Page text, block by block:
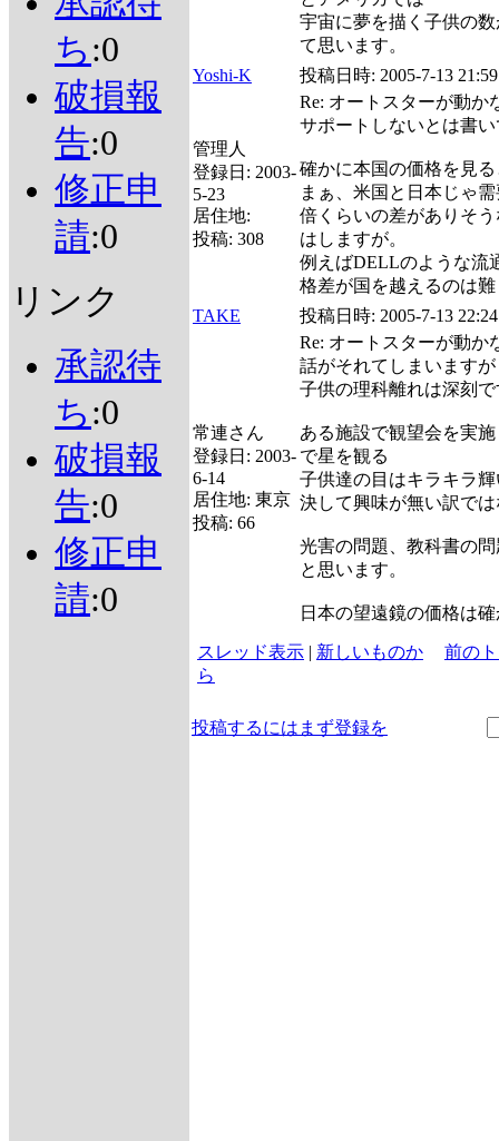
ち :0
破損報
告:0
修正申
請:0
リンク
承認待
ち :0
破損報
告:0
修正申
請:0
宇宙に夢を描く子供の
て思います。
Yoshi-K
投稿日時: 2005-7-13 21:59
管理人
登録日: 2003-
5-23
居住地:
投稿: 308
Re: オートスターが動か
サポートしないとは書
確かに本国の価格を見
まぁ、米国と日本じゃ
倍くらいの差がありそ
はしますが。
例えばDELLのような流
格差が国を越えるのは
TAKE
投稿日時: 2005-7-13 22:24
常連さん
登録日: 2003-
6-14
居住地: 東京
投稿: 66
Re: オートスターが動か
話がそれてしまいます
子供の理科離れは深刻
ある施設で観望会を実
で星を観る
子供達の目はキラキラ
決して興味が無い訳で
光害の問題、教科書の
と思います。
日本の望遠鏡の価格は
スレッド表示 | 新しいものか
ら
前の
投稿するにはまず登録を